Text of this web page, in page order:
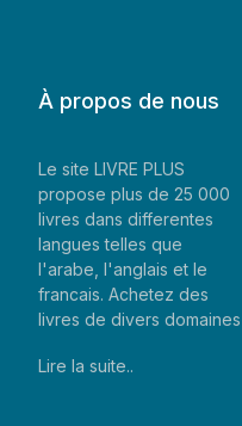
À propos de nous
Le site LIVRE PLUS
propose plus de 25 000
livres dans differentes
langues telles que
l'arabe, l'anglais et le
francais. Achetez des
livres de divers domaines
Lire la suite..